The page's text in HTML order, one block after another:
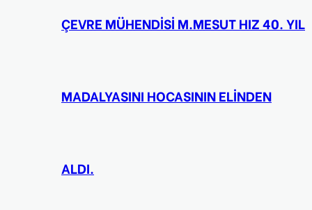
ÇEVRE MÜHENDİSİ M.MESUT HIZ 40. YIL
MADALYASINI HOCASININ ELİNDEN
ALDI.